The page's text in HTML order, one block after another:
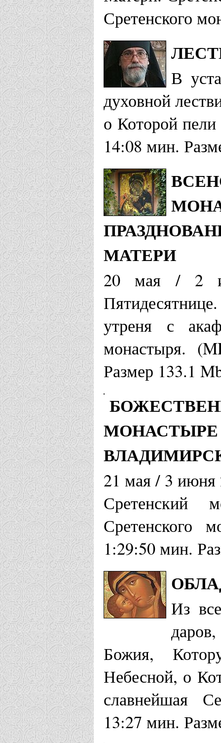
Сретенского
В
духовной
о Которой
14:08 мин.
МАТЕРИ
20 мая / 2
утреня с
монастыря.
Размер 133.1
МОНАСТЫРЕ
21 мая / 3 июня
Сретенский
Сретенского
1:29:50 мин.
Из
Божия,
Небесной, о
славнейшая
13:27 мин.